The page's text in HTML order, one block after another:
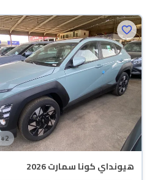
2
+
هيونداي كونا سمارت 2026